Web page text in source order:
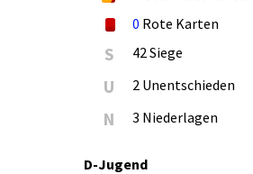
0 Rote Karten
S 42 Siege
U 2 Unentschieden
N 3 Niederlagen
D-Jugend